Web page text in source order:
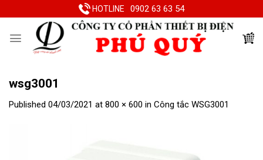
to
HOTLINE 0902 63 63 54
wsg3001
Published 04/03/2021 at 800 × 600 in Công tắc WSG3001